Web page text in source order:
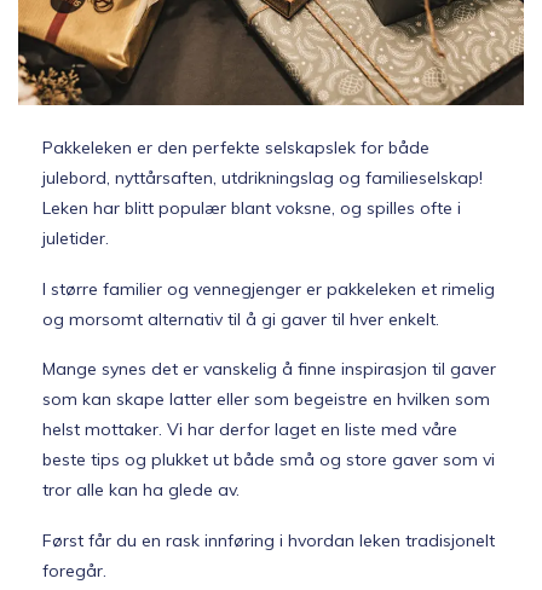
Merker
Topp 10
Inspirasjon
Pakkeleken er den perfekte selskapslek for både
julebord, nyttårsaften, utdrikningslag og familieselskap!
Leken har blitt populær blant voksne, og spilles ofte i
juletider.
I større familier og vennegjenger er pakkeleken et rimelig
og morsomt alternativ til å gi gaver til hver enkelt.
Mange synes det er vanskelig å finne inspirasjon til gaver
som kan skape latter eller som begeistre en hvilken som
helst mottaker. Vi har derfor laget en liste med våre
beste tips og plukket ut både små og store gaver som vi
tror alle kan ha glede av.
Først får du en rask innføring i hvordan leken tradisjonelt
foregår.